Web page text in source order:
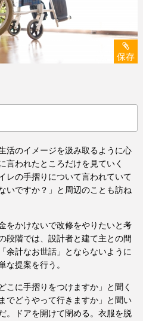
保存
活のイメージを汲み取るように心
言われたところだけを見ていく
レの手摺りについて言われていて
いですか？」と周辺のことも訪ね
をかけないで改修をやりたいと考
段階では、設計者と建て主との間
余計なお世話」とならないように
な提案を行う。
こに手摺りをつけますか」と聞く
でどうやって行きますか」と聞い
。ドアを開けて閉める。衣服を脱